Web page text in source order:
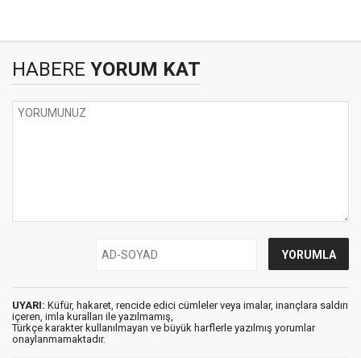
HABERE YORUM KAT
UYARI: Küfür, hakaret, rencide edici cümleler veya imalar, inançlara saldırı
içeren, imla kuralları ile yazılmamış,
Türkçe karakter kullanılmayan ve büyük harflerle yazılmış yorumlar
onaylanmamaktadır.